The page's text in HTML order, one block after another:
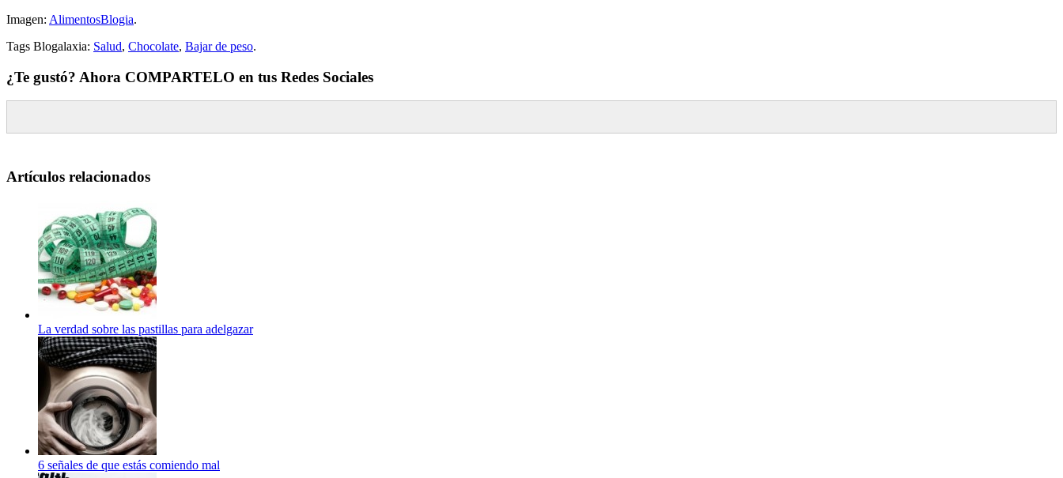
Imagen: AlimentosBlogia.
Tags Blogalaxia: Salud, Chocolate, Bajar de peso.
¿Te gustó? Ahora COMPARTELO en tus Redes Sociales
Artículos relacionados
La verdad sobre las pastillas para adelgazar
6 señales de que estás comiendo mal